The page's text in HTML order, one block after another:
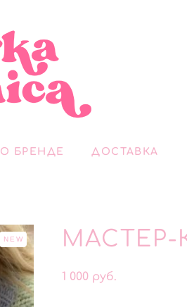
О БРЕНДЕ ДОСТАВКА
NEW МАСТЕР-
1 000 pуб.